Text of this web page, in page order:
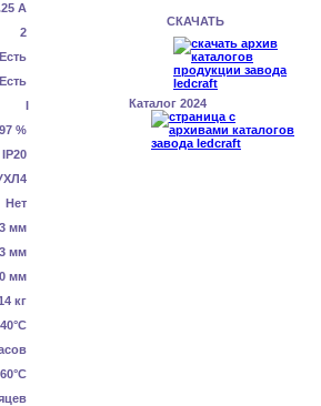
А
2
Есть
Есть
I
%
IP20
Нет
мм
мм
мм
кг
СКАЧАТЬ
Каталог 2024